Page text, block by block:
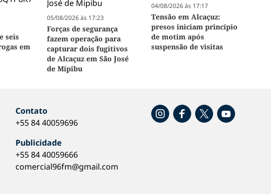
seis
em
05/08/2026 às 17:23
Forças de segurança
fazem operação para
capturar dois fugitivos
de Alcaçuz em São José
de Mipibu
04/08/2026 às 17:17
Tensão em Alcaçuz:
presos iniciam princípio
de motim após
suspensão de visitas
Contato
+55 84 40059696
Publicidade
+55 84 40059666
comercial96fm@gmail.com